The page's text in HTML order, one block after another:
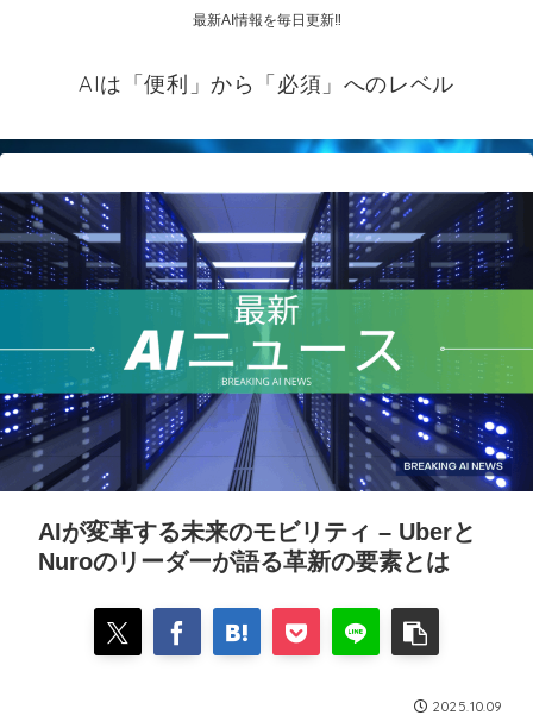
最新AI情報を毎日更新‼
AIは「便利」から「必須」へのレベル
AIが変革する未来のモビリティ – Uberと
Nuroのリーダーが語る革新の要素とは
2025.10.09